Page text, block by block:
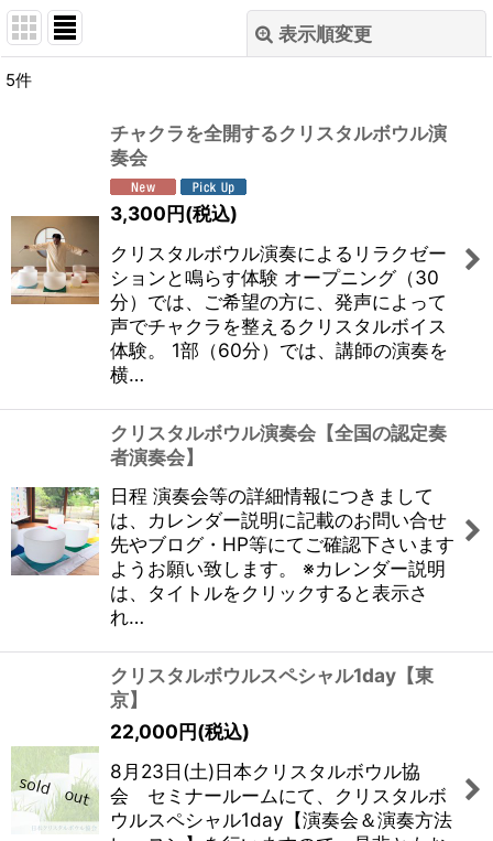
表示順変更
絞り込む
5件
チャクラを全開するクリスタルボウル演
奏会
3,300円(税込)
クリスタルボウル演奏によるリラクゼー
ションと鳴らす体験 オープニング（30
分）では、ご希望の方に、発声によって
声でチャクラを整えるクリスタルボイス
体験。 1部（60分）では、講師の演奏を
横…
クリスタルボウル演奏会【全国の認定奏
者演奏会】
日程 演奏会等の詳細情報につきまして
は、カレンダー説明に記載のお問い合せ
先やブログ・HP等にてご確認下さいます
ようお願い致します。 ※カレンダー説明
は、タイトルをクリックすると表示さ
れ…
クリスタルボウルスペシャル1day【東
京】
22,000円(税込)
8月23日(土)日本クリスタルボウル協
会 セミナールームにて、クリスタルボ
ウルスペシャル1day【演奏会＆演奏方法